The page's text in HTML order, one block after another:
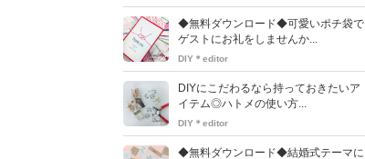
◆無料ダウンロード◆可愛いポチ袋で
ゲストにお礼をしませんか...
DIY＊editor
DIYにこだわるなら持っておきたいア
イテム◎ハトメの使い方...
DIY＊editor
◆無料ダウンロード◆結婚式テーマに